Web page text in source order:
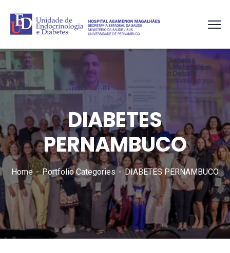
DIABETES
PERNAMBUCO
Home Portfolio Categories DIABETES PERNAMBUCO